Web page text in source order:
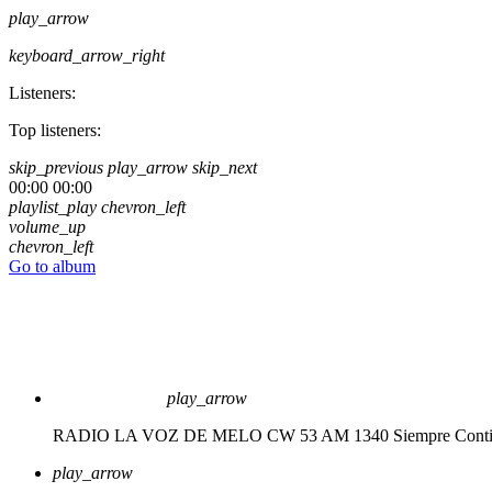
play_arrow
keyboard_arrow_right
Listeners:
Top listeners:
skip_previous play_arrow skip_next
00:00 00:00
playlist_play chevron_left
volume_up
chevron_left
Go to album
play_arrow
RADIO LA VOZ DE MELO CW 53 AM 1340 Siempre
play_arrow